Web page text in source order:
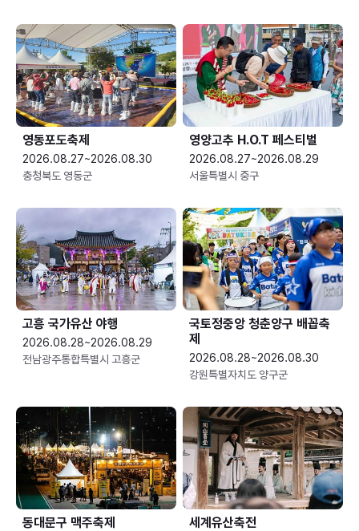
영동포도축제
2026.08.27~2026.08.30
충청북도 영동군
영양고추 H.O.T 페스티벌
2026.08.27~2026.08.29
서울특별시 중구
고흥 국가유산 야행
2026.08.28~2026.08.29
전남광주통합특별시 고흥군
국토정중앙 청춘양구 배꼽축
제
2026.08.28~2026.08.30
강원특별자치도 양구군
동대문구 맥주축제 세계유산축전